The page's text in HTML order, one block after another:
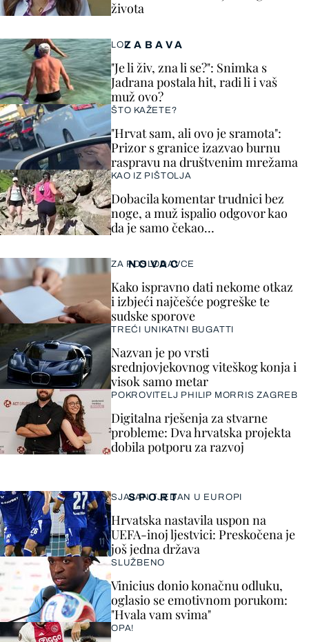
ZABAVA
LOL
"Je li živ, zna li se?": Snimka s
Jadrana postala hit, radi li i vaš
muž ovo?
ŠTO KAŽETE?
"Hrvat sam, ali ovo je sramota":
Prizor s granice izazvao burnu
raspravu na društvenim mrežama
KAO IZ PIŠTOLJA
Dobacila komentar trudnici bez
noge, a muž ispalio odgovor kao
da je samo čekao…
SPORT
SJAJAN TJEDAN U EUROPI
Hrvatska nastavila uspon na
UEFA-inoj ljestvici: Preskočena je
još jedna država
SLUŽBENO
Vinicius donio konačnu odluku,
oglasio se emotivnom porukom:
"Hvala vam svima"
OPA!
života
NOVAC
ZA POSLODAVCE
Kako ispravno dati nekome otkaz
i izbjeći najčešće pogreške te
sudske sporove
TREĆI UNIKATNI BUGATTI
Nazvan je po vrsti
srednjovjekovnog viteškog konja i
visok samo metar
POKROVITELJ PHILIP MORRIS ZAGREB
Digitalna rješenja za stvarne
probleme: Dva hrvatska projekta
dobila potporu za razvoj